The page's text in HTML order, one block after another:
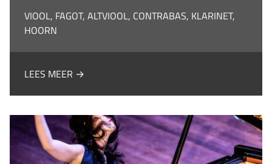
VIOOL, FAGOT, ALTVIOOL, CONTRABAS, KLARINET,
HOORN
LEES MEER →